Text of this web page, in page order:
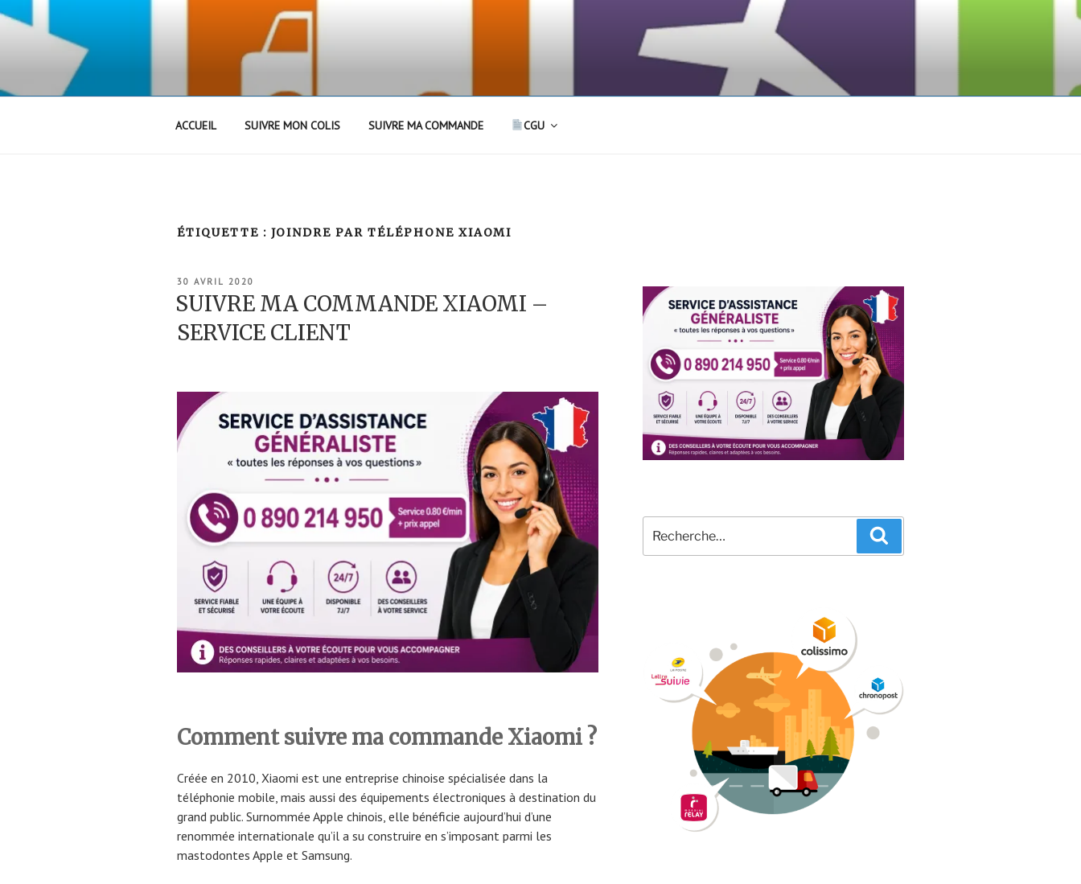
Aller
ACCUEIL SUIVRE MON COLIS SUIVRE MA COMMANDE CGU
ÉTIQUETTE : JOINDRE PAR TÉLÉPHONE XIAOMI
PUBLIÉ
LE
30 AVRIL 2020
SUIVRE MA COMMANDE XIAOMI –
SERVICE CLIENT
Comment suivre ma commande Xiaomi ?
Créée en 2010, Xiaomi est une entreprise chinoise spécialisée dans la
téléphonie mobile, mais aussi des équipements électroniques à destination du
grand public. Surnommée Apple chinois, elle bénéficie aujourd’hui d’une
renommée internationale qu’il a su construire en s’imposant parmi les
mastodontes Apple et Samsung.
pour